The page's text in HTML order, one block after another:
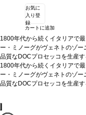
お気に
入り登
録
カートに追加
1800年代から続くイタリアで
ー・ミノーグがヴェネトのゾ
品質なDOCプロセッコを生産
です。テイスティングノート
ジュが立ち上る。魅力的なブ
ほのかな花を伴う。 合う料理
ット、サラダやシーフードのセ
肉や七面鳥などの白身肉をじっ
1800年代から続くイタリアで
ー・ミノーグがヴェネトのゾ
品質なDOCプロセッコを生産
ジュが立ち上る。魅力的なブー
ほのかな花を伴う。